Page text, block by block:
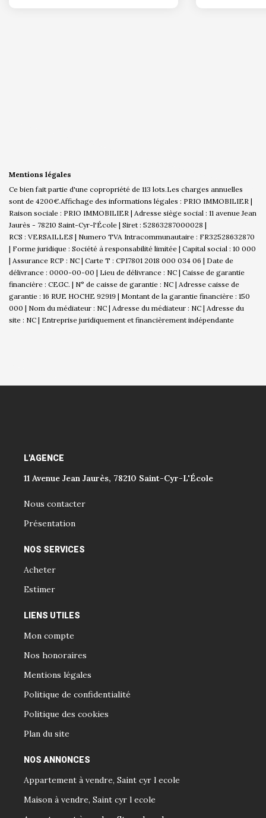
Mentions légales
Ce bien fait partie d'une copropriété de 113 lots.Les charges annuelles
sont de 4200€.Affichage des informations légales : PRIO IMMOBILIER |
Raison sociale : PRIO IMMOBILIER | Adresse siège social : 11 avenue Jean
Jaurès - 78210 Saint-Cyr-l'École | Siret : 52863287000028 |
RCS : VERSAILLES | Numero TVA Intracommunautaire : FR32528632870
| Forme juridique : Société à responsabilité limitée | Capital social : 10 000
| Assurance RCP : NC | Carte T : CPI7801 2018 000 034 06 | Date de
délivrance : 0000-00-00 | Lieu de délivrance : NC | Caisse de garantie
financière : CEGC. | N° de caisse de garantie : NC | Adresse caisse de
garantie : 16 RUE HOCHE 92919 | Montant de la garantie financière : 150
000 | Nom du médiateur : NC | Adresse du médiateur : NC | Adresse du
site : NC | Entreprise juridiquement et financièrement indépendante
L'AGENCE
11 Avenue Jean Jaurès, 78210 Saint-Cyr-L'École
Nous contacter
Présentation
NOS SERVICES
Acheter
Estimer
LIENS UTILES
Mon compte
Nos honoraires
Mentions légales
Politique de confidentialité
Politique des cookies
Plan du site
NOS ANNONCES
Appartement à vendre, Saint cyr l ecole
Maison à vendre, Saint cyr l ecole